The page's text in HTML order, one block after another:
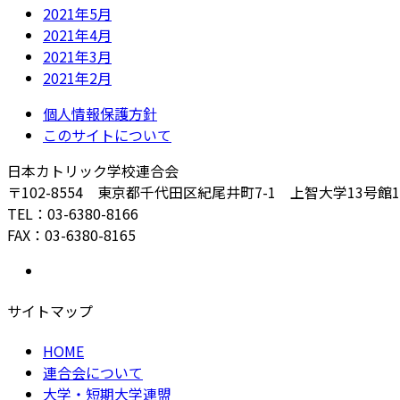
2021年5月
2021年4月
2021年3月
2021年2月
個人情報保護方針
このサイトについて
日本カトリック学校連合会
〒102-8554 東京都千代田区紀尾井町7-1 上智大学13号館
TEL：03-6380-8166
FAX：03-6380-8165
サイトマップ
HOME
連合会について
大学・短期大学連盟